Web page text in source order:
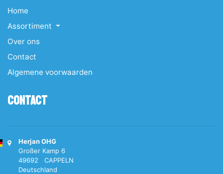
Home
Assortiment
Over ons
Contact
Algemene voorwaarden
Contact
Herjan OHG
Großer Kamp 6
49692 CAPPELN
Deutschland